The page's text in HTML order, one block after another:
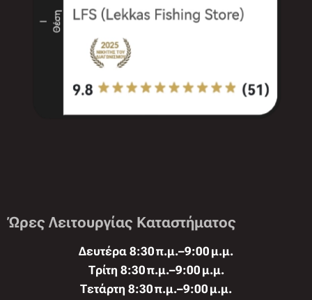
Ώρες Λειτουργίας Καταστήματος
Δευτέρα 8:30 π.μ.–9:00 μ.μ.
Τρίτη 8:30 π.μ.–9:00 μ.μ.
Τετάρτη 8:30 π.μ.–9:00 μ.μ.